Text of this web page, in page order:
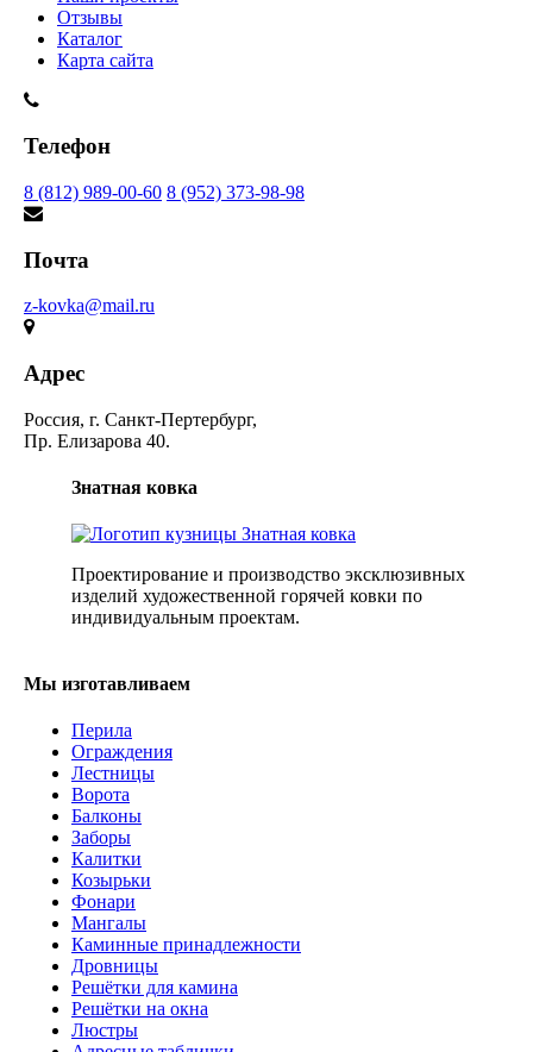
Отзывы
Каталог
Карта сайта
Телефон
8 (812) 989-00-60 8 (952) 373-98-98
Почта
z-kovka@mail.ru
Адрес
Россия, г. Санкт-Пертербург,
Пр. Елизарова 40.
Знатная ковка
Проектирование и производство эксклюзивных
изделий художественной горячей ковки по
индивидуальным проектам.
Мы изготавливаем
Перила
Ограждения
Лестницы
Ворота
Балконы
Заборы
Калитки
Козырьки
Фонари
Мангалы
Каминные принадлежности
Дровницы
Решётки для камина
Решётки на окна
Люстры